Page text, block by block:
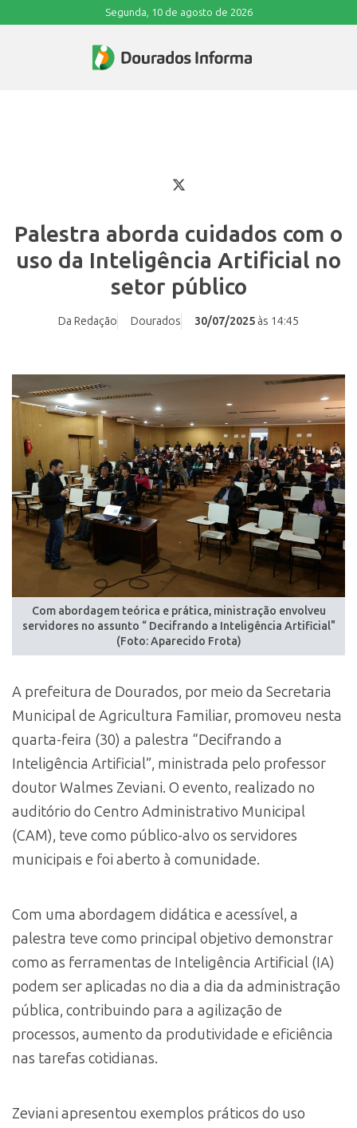
Segunda, 10 de agosto de 2026
Palestra aborda cuidados com o
uso da Inteligência Artificial no
setor público
Da Redação Dourados 30/07/2025 às 14:45
Com abordagem teórica e prática, ministração envolveu
servidores no assunto “ Decifrando a Inteligência Artificial"
(Foto: Aparecido Frota)
A prefeitura de Dourados, por meio da Secretaria
Municipal de Agricultura Familiar, promoveu nesta
quarta-feira (30) a palestra “Decifrando a
Inteligência Artificial”, ministrada pelo professor
doutor Walmes Zeviani. O evento, realizado no
auditório do Centro Administrativo Municipal
(CAM), teve como público-alvo os servidores
municipais e foi aberto à comunidade.
Com uma abordagem didática e acessível, a
palestra teve como principal objetivo demonstrar
como as ferramentas de Inteligência Artificial (IA)
podem ser aplicadas no dia a dia da administração
pública, contribuindo para a agilização de
processos, aumento da produtividade e eficiência
nas tarefas cotidianas.
Zeviani apresentou exemplos práticos do uso